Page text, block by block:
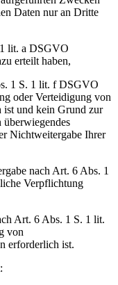
Daten nur an Dritte
lit. a DSGVO
erteilt haben,
1 S. 1 lit. f DSGVO
oder Verteidigung von
ist und kein Grund zur
überwiegendes
Nichtweitergabe Ihrer
nach Art. 6 Abs. 1
Verpflichtung
Art. 6 Abs. 1 S. 1 lit.
von
erforderlich ist.